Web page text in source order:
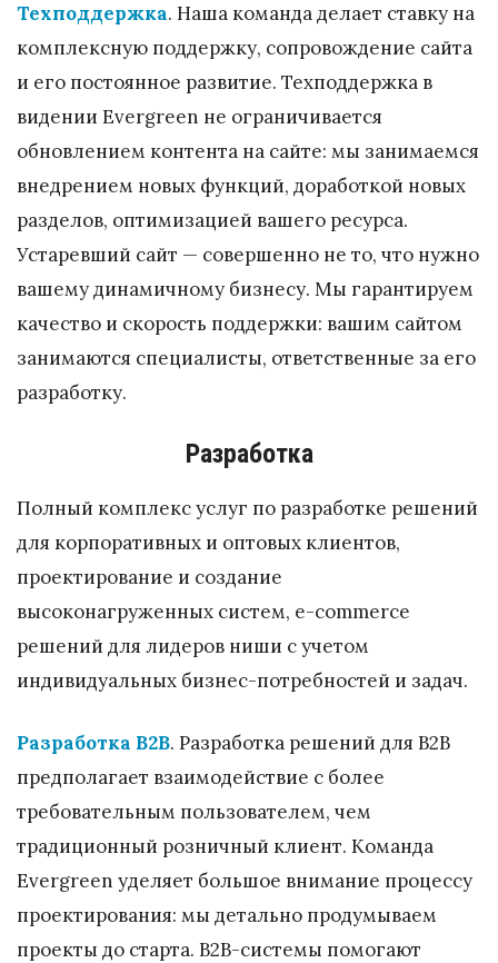
Техподдержка. Наша команда делает ставку на
комплексную поддержку, сопровождение сайта
и его постоянное развитие. Техподдержка в
видении Evergreen не ограничивается
обновлением контента на сайте: мы занимаемся
внедрением новых функций, доработкой новых
разделов, оптимизацией вашего ресурса.
Устаревший сайт — совершенно не то, что нужно
вашему динамичному бизнесу. Мы гарантируем
качество и скорость поддержки: вашим сайтом
занимаются специалисты, ответственные за его
разработку.
Разработка
Полный комплекс услуг по разработке решений
для корпоративных и оптовых клиентов,
проектирование и создание
высоконагруженных систем, e-commerce
решений для лидеров ниши с учетом
индивидуальных бизнес-потребностей и задач.
Разработка B2B. Разработка решений для B2B
предполагает взаимодействие с более
требовательным пользователем, чем
традиционный розничный клиент. Команда
Evergreen уделяет большое внимание процессу
проектирования: мы детально продумываем
проекты до старта. B2B-системы помогают